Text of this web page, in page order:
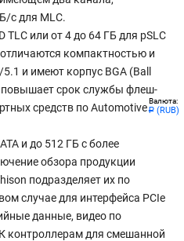
Валюта:
Р (RUB)
с для MLC.
или от 4 до 64 ГБ для pSLC
компактностью и
и имеют корпус BGA (Ball
повышает срок службы флеш-
средств по Automotive
и до 512 ГБ с более
обзора продукции
подразделяет их по
случае для интерфейса PCIe
данные, видео по
контроллерам для смешанной